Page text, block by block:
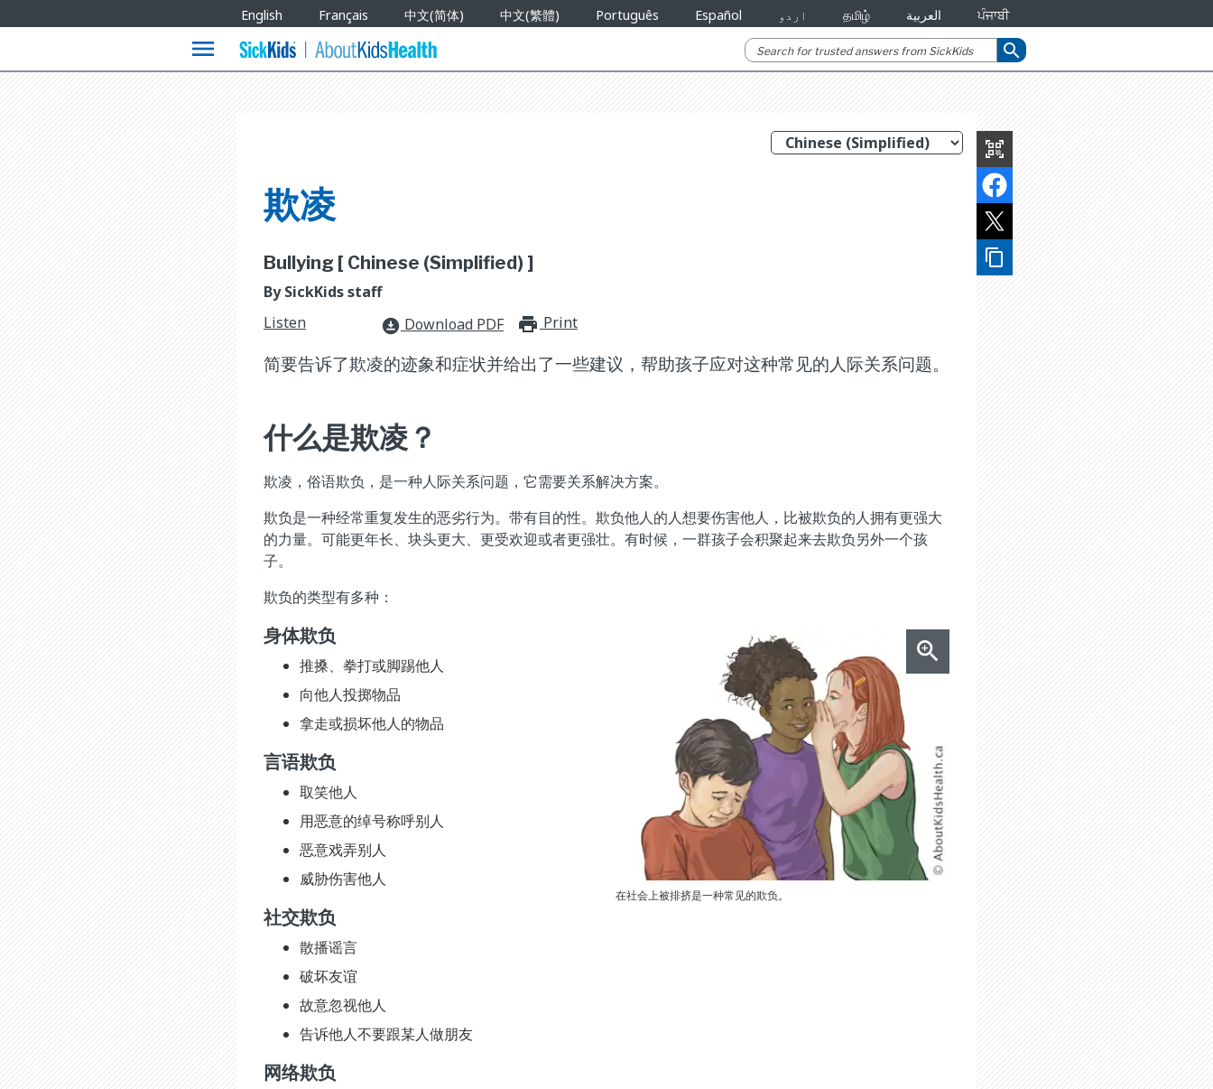
Languages
English Français 中文(简体) 中文(繁體) Português Español اردو தமிழ் العربية ਪੰਜਾਬੀ
menu search
qr_code_scanner
content_copy
欺凌
Bullying [ Chinese (Simplified) ]
By SickKids staff
Listen
download_for_offline Download PDF print_for_offline
Print
简要告诉了欺凌的迹象和症状并给出了一些建议，帮助孩子应对这种常见的人际关系问题。
什么是欺凌？
欺凌，俗语欺负，是一种人际关系问题，它需要关系解决方案。
欺负是一种经常重复发生的恶劣行为。带有目的性。欺负他人的人想要伤害他人，比被欺负的人拥有更强大
的力量。可能更年长、块头更大、更受欢迎或者更强壮。有时候，一群孩子会积聚起来去欺负另外一个孩
子。
欺负的类型有多种：
在社会上被排挤是一种常见的欺负。
身体欺负
推搡、拳打或脚踢他人
向他人投掷物品
拿走或损坏他人的物品
言语欺负
取笑他人
用恶意的绰号称呼别人
恶意戏弄别人
威胁伤害他人
社交欺负
散播谣言
破坏友谊
故意忽视他人
告诉他人不要跟某人做朋友
网络欺负